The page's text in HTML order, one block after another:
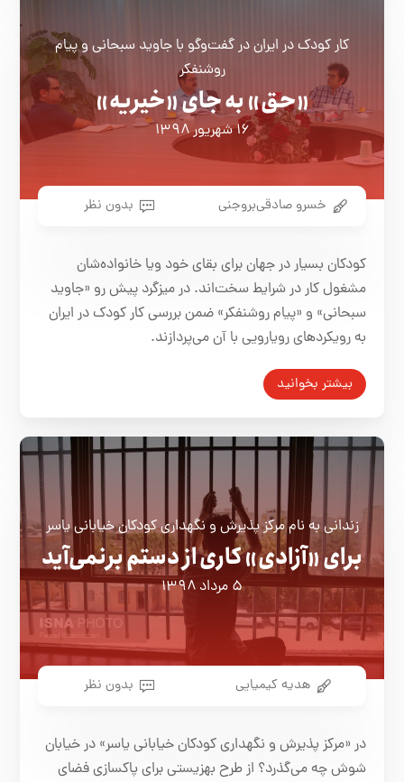
کار کودک در ایران در گفت‌وگو با جاوید سبحانی و پیام
روشنفکر
«حق» به جای «خیریه»
۱۶ شهریور ۱۳۹۸
خسرو صادقی‌بروجنی بدون نظر
کودکان بسیار در جهان برای بقای خود ویا خانواده‌شان
مشغول کار در شرایط سخت‌اند. در میزگرد پیش رو «جاوید
سبحانی» و «پیام روشنفکر» ضمن بررسی کار کودک در ایران
به رویکردهای رویارویی با آن می‌پردازند.
بیشتر بخوانید
زندانی به نام مرکز پذیرش و نگهداری کودکان خیابانی یاسر
برای «آزادی» کاری از دستم برنمی‌آید
۵ مرداد ۱۳۹۸
هدیه کیمیایی بدون نظر
در «مرکز پذیرش و نگهداری کودکان خیابانی یاسر» در خیابان
شوش چه می‌گذرد؟‌ از طرح بهزیستی برای پاکسازی فضای